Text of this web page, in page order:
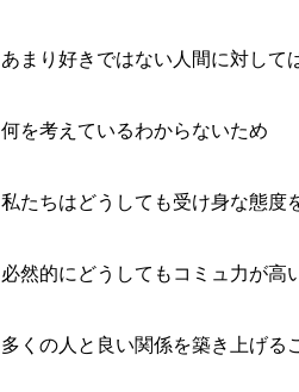
あまり好きではない人間に対して
何を考えているわからないため
私たちはどうしても受け身な態度
必然的にどうしても コミュ力が高
多くの人と良い関係を築き上げる